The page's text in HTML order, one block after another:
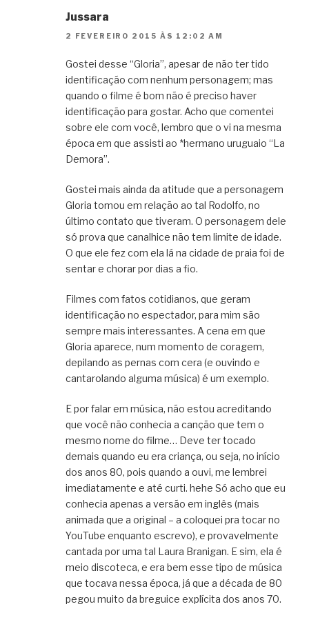
Jussara
2 FEVEREIRO 2015 ÀS 12:02 AM
Gostei desse “Gloria”, apesar de não ter tido
identificação com nenhum personagem; mas
quando o filme é bom não é preciso haver
identificação para gostar. Acho que comentei
sobre ele com você, lembro que o vi na mesma
época em que assisti ao *hermano uruguaio “La
Demora”.
Gostei mais ainda da atitude que a personagem
Gloria tomou em relação ao tal Rodolfo, no
último contato que tiveram. O personagem dele
só prova que canalhice não tem limite de idade.
O que ele fez com ela lá na cidade de praia foi de
sentar e chorar por dias a fio.
Filmes com fatos cotidianos, que geram
identificação no espectador, para mim são
sempre mais interessantes. A cena em que
Gloria aparece, num momento de coragem,
depilando as pernas com cera (e ouvindo e
cantarolando alguma música) é um exemplo.
E por falar em música, não estou acreditando
que você não conhecia a canção que tem o
mesmo nome do filme… Deve ter tocado
demais quando eu era criança, ou seja, no início
dos anos 80, pois quando a ouvi, me lembrei
imediatamente e até curti. hehe Só acho que eu
conhecia apenas a versão em inglês (mais
animada que a original – a coloquei pra tocar no
YouTube enquanto escrevo), e provavelmente
cantada por uma tal Laura Branigan. E sim, ela é
meio discoteca, e era bem esse tipo de música
que tocava nessa época, já que a década de 80
pegou muito da breguice explícita dos anos 70.